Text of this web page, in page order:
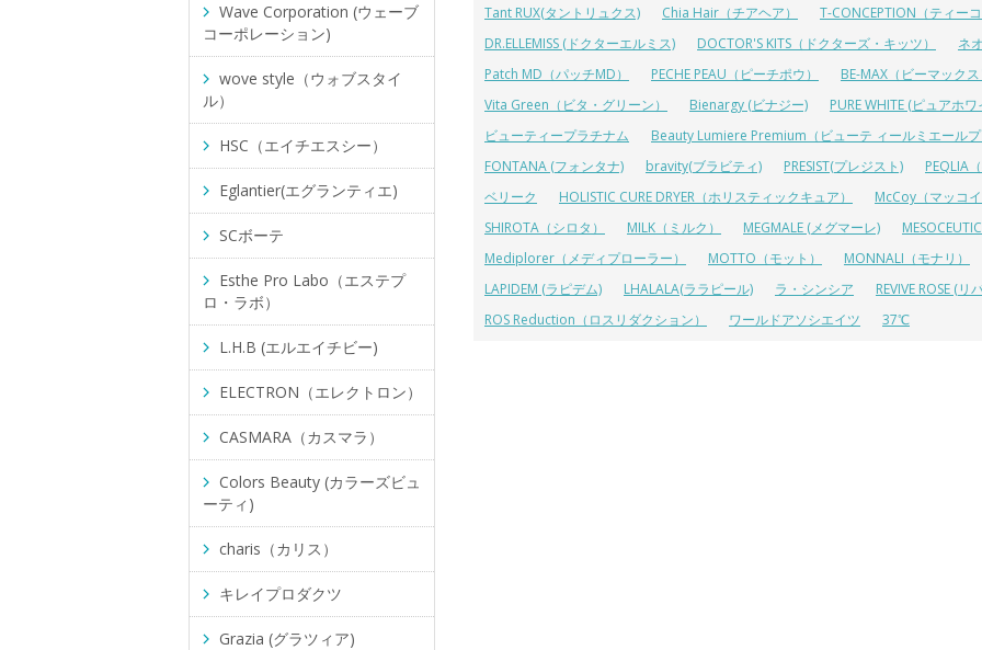
Tant RUX(タントリュクス)
Chia Hair（チアヘア）
T-CONCEPTION（ティー
DR.ELLEMISS (ドクターエルミス)
DOCTOR'S KITS（ドクターズ・キッツ） ネ
Patch MD（パッチMD）
PECHE PEAU（ピーチポウ） BE-MAX（ビーマックス
Vita Green（ビタ・グリーン）
Bienargy (ビナジー) PURE WHITE (ピュアホワ
ビューティープラチナム
Beauty Lumiere Premium（ビューテ ィールミエールプ
FONTANA (フォンタナ)
bravity(ブラビティ) PRESIST(プレジスト) PEQLIA
ベリーク
HOLISTIC CURE DRYER（ホリスティックキュア） McCoy（マッコイ
SHIROTA（シロタ）
MILK（ミルク） MEGMALE (メグマーレ)
Mediplorer（メディプローラー）
MOTTO（モット） MONNALI（モナリ）
LAPIDEM (ラピデム)
LHALALA(ララピール) ラ・シンシア REVIVE ROSE (リ
ROS Reduction（ロスリダクション）
ワールドアソシエイツ 37℃
Wave Corporation (ウェーブ
コーポレーション)
wove style（ウォブスタイ
ル）
HSC（エイチエスシー）
Eglantier(エグランティエ)
SCボーテ
Esthe Pro Labo（エステプ
ロ・ラボ）
L.H.B (エルエイチビー)
ELECTRON（エレクトロン）
CASMARA（カスマラ）
Colors Beauty (カラーズビュ
ーティ)
charis（カリス）
キレイプロダクツ
Grazia (グラツィア)